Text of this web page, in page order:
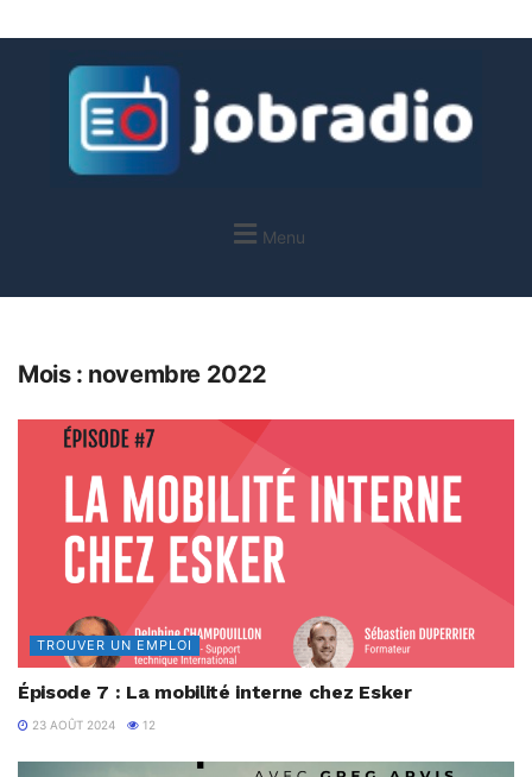
Menu
Mois : novembre 2022
TROUVER UN EMPLOI
Épisode 7 : La mobilité interne chez Esker
23 AOÛT 2024 12